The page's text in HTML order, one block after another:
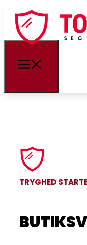
TRYGHED